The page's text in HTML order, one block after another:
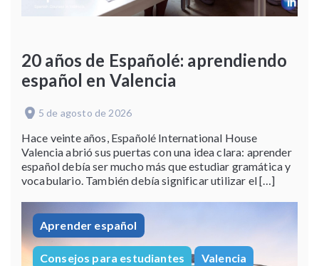
20 años de Españolé: aprendiendo
español en Valencia
5 de agosto de 2026
Hace veinte años, Españolé International House
Valencia abrió sus puertas con una idea clara: aprender
español debía ser mucho más que estudiar gramática y
vocabulario. También debía significar utilizar el […]
Aprender español
Consejos para estudiantes Valencia